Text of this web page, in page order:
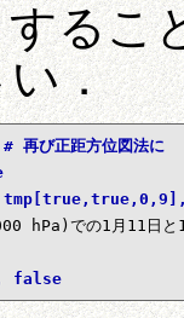
るこ
．
正距方位図法に
# カ
# 1月